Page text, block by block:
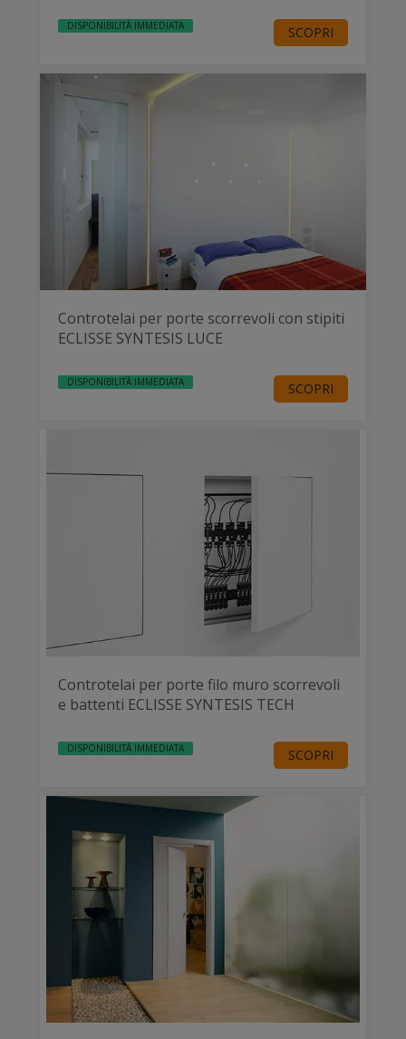
DISPONIBILITÀ IMMEDIATA SCOPRI
Controtelai per porte scorrevoli con stipiti
ECLISSE SYNTESIS LUCE
DISPONIBILITÀ IMMEDIATA SCOPRI
Controtelai per porte filo muro scorrevoli
e battenti ECLISSE SYNTESIS TECH
DISPONIBILITÀ IMMEDIATA SCOPRI